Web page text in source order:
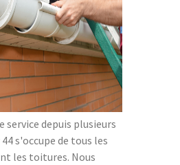
service depuis plusieurs
s'occupe de tous les
les toitures. Nous